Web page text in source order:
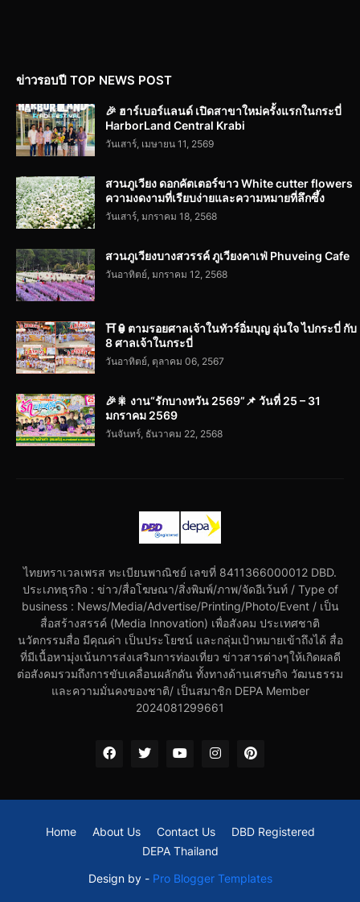
ข่าวรอบปี TOP NEWS POST
🎉 ฮาร์เบอร์แลนด์ เปิดสาขาใหม่ครั้งแรกในกระบี่
HarborLand Central Krabi
วันเสาร์, เมษายน 11, 2569
สวนภูเวียง ดอกคัตเตอร์ขาว White cutter flowers
ความงดงามที่เรียบง่ายและความหมายที่ลึกซึ้ง
วันเสาร์, มกราคม 18, 2568
สวนภูเวียงบางสวรรค์ ภูเวียงคาเฟ่ Phuveing Cafe
วันอาทิตย์, มกราคม 12, 2568
⛩️🏮ตามรอยศาลเจ้าในทัวร์อิ่มบุญ อุ่นใจ ไปกระบี่ กับ
8 ศาลเจ้าในกระบี่
วันอาทิตย์, ตุลาคม 06, 2567
🎉🎇 งาน“รักบางหวัน 2569”📌 วันที่ 25 – 31
มกราคม 2569
วันจันทร์, ธันวาคม 22, 2568
ไทยทราเวลเพรส ทะเบียนพาณิชย์ เลขที่ 8411366000012 DBD.
ประเภทธุรกิจ : ข่าว/สื่อโฆษณา/สิ่งพิมพ์/ภาพ/จัดอีเว้นท์ / Type of
business : News/Media/Advertise/Printing/Photo/Event / เป็น
สื่อสร้างสรรค์ (Media Innovation) เพื่อสังคม ประเทศชาติ
นวัตกรรมสื่อ มีคุณค่า เป็นประโยชน์ และกลุ่มเป้าหมายเข้าถึงได้ สื่อ
ที่มีเนื้อหามุ่งเน้นการส่งเสริมการท่องเที่ยว ข่าวสารต่างๆให้เกิดผลดี
ต่อสังคมรวมถึงการขับเคลื่อนผลักดัน ทั้งทางด้านเศรษกิจ วัฒนธรรม
และความมั่นคงของชาติ/ เป็นสมาชิก DEPA Member
2024081299661
Design by - Pro Blogger Templates
Home About Us Contact Us
DBD Registered
DEPA Thailand